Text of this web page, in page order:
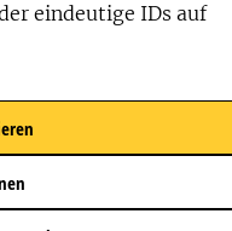
eindeutige IDs auf